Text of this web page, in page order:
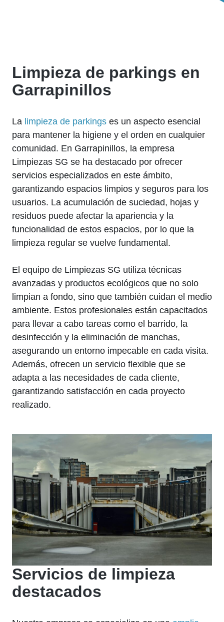
Limpieza de parkings en
Garrapinillos
La limpieza de parkings es un aspecto esencial
para mantener la higiene y el orden en cualquier
comunidad. En Garrapinillos, la empresa
Limpiezas SG se ha destacado por ofrecer
servicios especializados en este ámbito,
garantizando espacios limpios y seguros para los
usuarios. La acumulación de suciedad, hojas y
residuos puede afectar la apariencia y la
funcionalidad de estos espacios, por lo que la
limpieza regular se vuelve fundamental.
El equipo de Limpiezas SG utiliza técnicas
avanzadas y productos ecológicos que no solo
limpian a fondo, sino que también cuidan el medio
ambiente. Estos profesionales están capacitados
para llevar a cabo tareas como el barrido, la
desinfección y la eliminación de manchas,
asegurando un entorno impecable en cada visita.
Además, ofrecen un servicio flexible que se
adapta a las necesidades de cada cliente,
garantizando satisfacción en cada proyecto
realizado.
Servicios de limpieza
destacados